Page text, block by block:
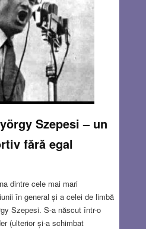
satului unde a copilărit,
încă și mai neputincios.
Casă a Vieții (Beth HaHaim)
și fiul. Să nu fie în acest
cândva numeroasă, ale cărei
sau… nu sunt
Szepesi – un
fără egal
dintre cele mai mari
în general și a celei de limbă
Szepesi. S-a născut într-o
(ulterior și-a schimbat